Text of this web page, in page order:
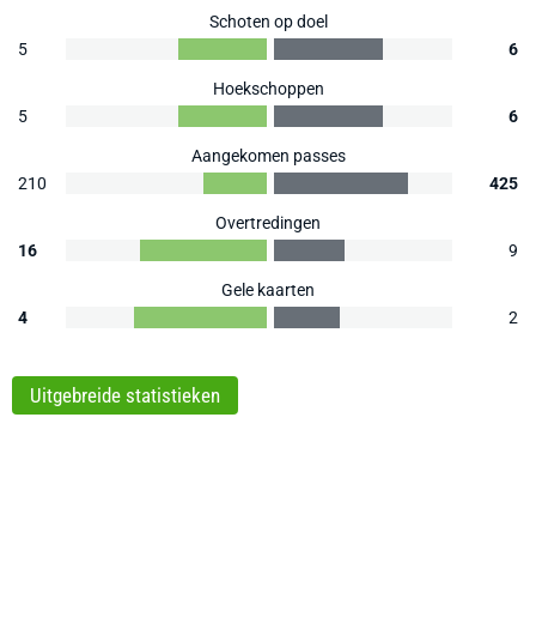
Schoten op doel
5
6
Hoekschoppen
5
6
Aangekomen passes
210
425
Overtredingen
16
9
Gele kaarten
4
2
Uitgebreide statistieken